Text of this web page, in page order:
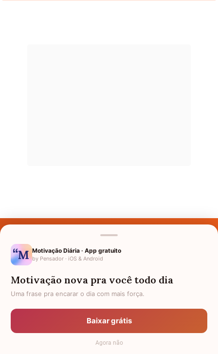
Nomes pelo Mundo
Política de Privacidade
Anuncie
Termos de Uso
Motivação Diária · App gratuito
by Pensador · iOS & Android
Motivação nova pra você todo dia
Uma frase pra encarar o dia com mais força.
Baixar grátis
Agora não